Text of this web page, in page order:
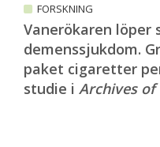
FORSKNING
Vanerökaren
demenssjukdom.
paket cigaretter
studie i Archives of